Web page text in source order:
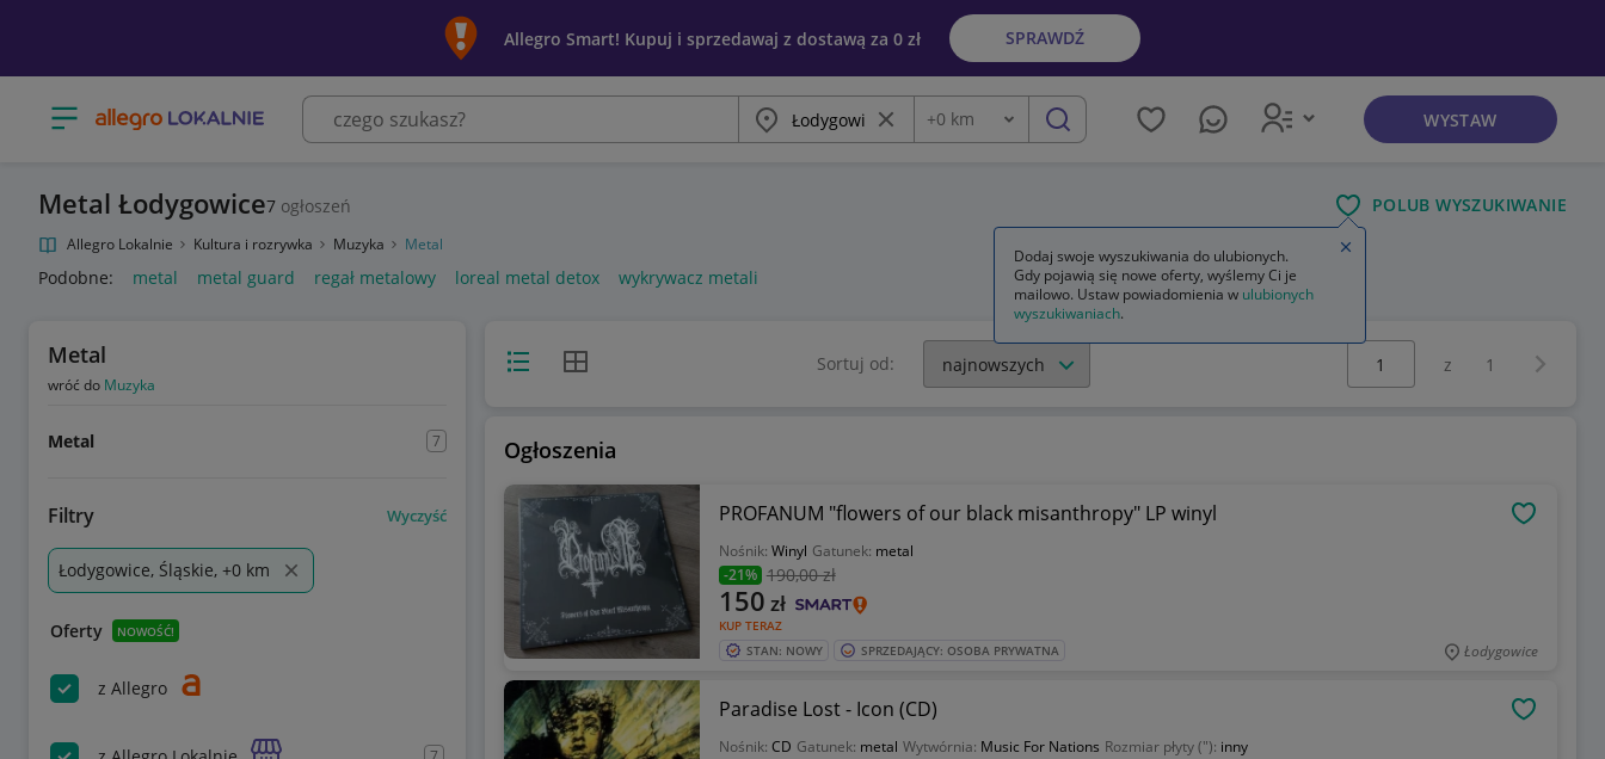
Allegro Smart! Kupuj i sprzedawaj z dostawą za 0 zł SPRAWDŹ
Otwórz menu z kategoriami Miasto Wyczyść frazę
Odległość
+0 km szukaj WYSTAW
Metal Łodygowice7 ogłoszeń POLUB WYSZUKIWANIE
Allegro Lokalnie Kultura i rozrywka Muzyka Metal
Podobne: metal metal guard regał metalowy loreal metal detox wykrywacz metali
Metal
wróć do Muzyka
Metal 7
Filtry Wyczyść
Łodygowice, Śląskie, +0 km
Oferty NOWOŚĆ!
z Allegro
Widok listyWidok siatki Sortuj od:
Wybierz stronę:
z 1
Ogłoszenia
PROFANUM "flowers of our black misanthropy" LP winyl
Nośnik: Winyl Gatunek: metal
-21% 190,00 zł
KUP TERAZ
150 zł
STAN: NOWY SPRZEDAJĄCY: OSOBA PRYWATNA Łodygowice
Paradise Lost - Icon (CD)
Nośnik: CD Gatunek: metal Wytwórnia: Music For Nations Rozmiar płyty ("): inny
Dodaj swoje wyszukiwania do ulubionych.
Gdy pojawią się nowe oferty, wyślemy Ci je
mailowo. Ustaw powiadomienia w ulubionych
wyszukiwaniach.
Zamknij wskazówkę